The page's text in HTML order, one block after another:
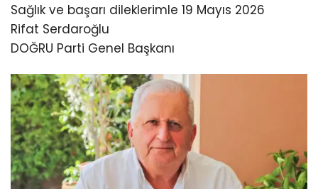
Sağlık ve başarı dileklerimle 19 Mayıs 2026
Rifat Serdaroğlu
DOĞRU Parti Genel Başkanı